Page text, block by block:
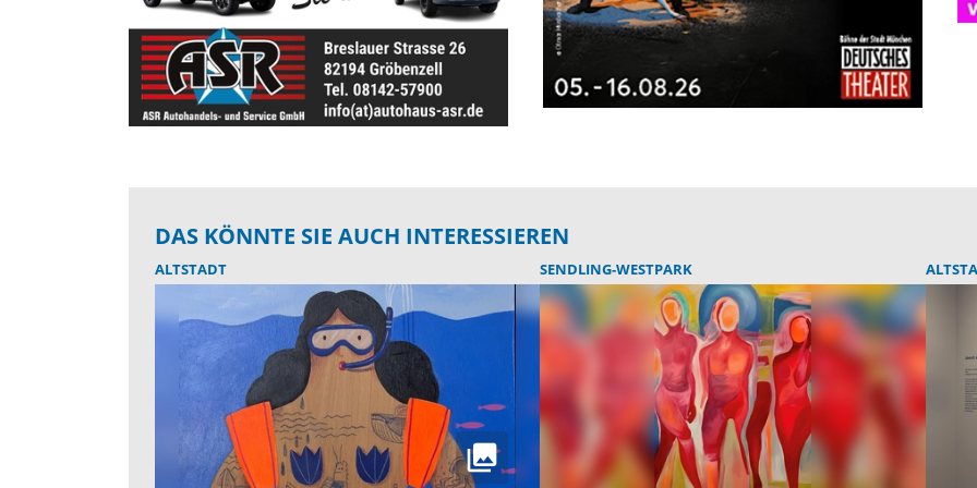
DAS KÖNNTE SIE AUCH INTERESSIEREN
ALTSTADT SENDLING-WESTPARK